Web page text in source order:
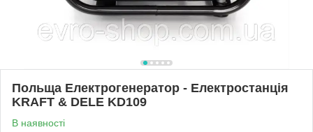
Польща Електрогенератор - Електростанція
KRAFT & DELE KD109
В наявності